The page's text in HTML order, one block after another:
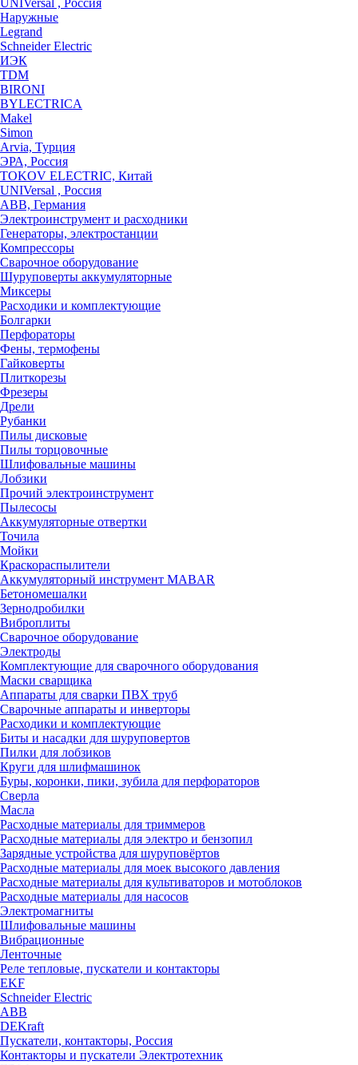
UNIVersal , Россия
Наружные
Legrand
Schneider Electric
ИЭК
TDM
BIRONI
BYLECTRICA
Makel
Simon
Arvia, Турция
ЭРА, Россия
TOKOV ELECTRIC, Китай
UNIVersal , Россия
ABB, Германия
Электроинструмент и расходники
Генераторы, электростанции
Компрессоры
Сварочное оборудование
Шуруповерты аккумуляторные
Миксеры
Расходики и комплектующие
Болгарки
Перфораторы
Фены, термофены
Гайковерты
Плиткорезы
Фрезеры
Дрели
Рубанки
Пилы дисковые
Пилы торцовочные
Шлифовальные машины
Лобзики
Прочий электроинструмент
Пылесосы
Аккумуляторные отвертки
Точила
Мойки
Краскораспылители
Аккумуляторный инструмент MABAR
Бетономешалки
Зернодробилки
Виброплиты
Сварочное оборудование
Электроды
Комплектующие для сварочного оборудования
Маски сварщика
Аппараты для сварки ПВХ труб
Сварочные аппараты и инверторы
Расходики и комплектующие
Биты и насадки для шуруповертов
Пилки для лобзиков
Круги для шлифмашинок
Буры, коронки, пики, зубила для перфораторов
Сверла
Масла
Расходные материалы для триммеров
Расходные материалы для электро и бензопил
Зарядные устройства для шуруповёртов
Расходные материалы для моек высокого давления
Расходные материалы для культиваторов и мотоблоков
Расходные материалы для насосов
Электромагниты
Шлифовальные машины
Вибрационные
Ленточные
Реле тепловые, пускатели и контакторы
EKF
Schneider Electric
ABB
DEKraft
Пускатели, контакторы, Россия
Контакторы и пускатели Электротехник